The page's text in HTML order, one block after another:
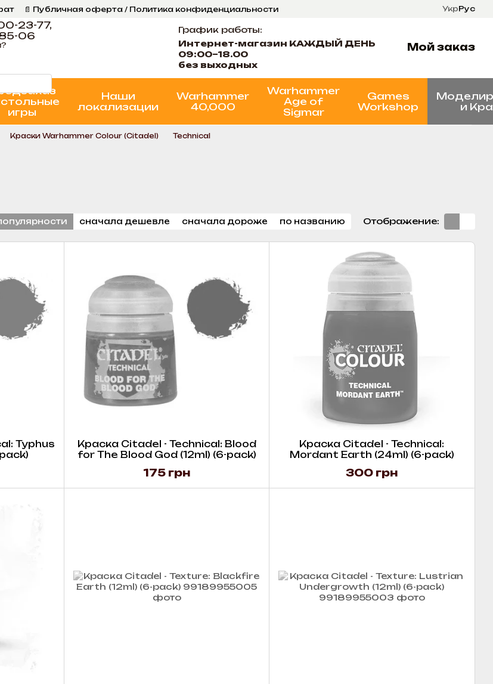
📄 Публичная оферта / Политика конфиденциальности
Ігрова Майстерня
УкрРус
23-77,
06
График работы:
Интернет-магазин КАЖДЫЙ ДЕНЬ
09:00–18.00
без выходных
Мой заказ
игры
Наши
локализации
Warhammer
40,000
Warhammer
Age of
Sigmar
Games
Workshop
и
Краски Warhammer Colour (Citadel) Technical
сначала дешевле сначала дороже по названию Отображение:
Typhus
Краска Citadel - Technical: Blood
for The Blood God (12ml) (6-pack)
175 грн
Краска Citadel - Technical:
Mordant Earth (24ml) (6-pack)
300 грн